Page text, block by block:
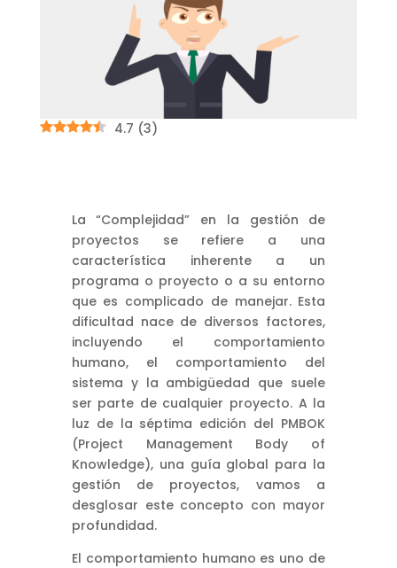
4.7 (3)
La “Complejidad” en la gestión de
proyectos se refiere a una
característica inherente a un
programa o proyecto o a su entorno
que es complicado de manejar. Esta
dificultad nace de diversos factores,
incluyendo el comportamiento
humano, el comportamiento del
sistema y la ambigüedad que suele
ser parte de cualquier proyecto. A la
luz de la séptima edición del PMBOK
(Project Management Body of
Knowledge), una guía global para la
gestión de proyectos, vamos a
desglosar este concepto con mayor
profundidad.
El comportamiento humano es uno de